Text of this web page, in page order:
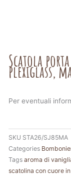
Scatola
plexiglass,
Per eventuali
SKU STA26/SJ85MA
Categories
Tags aroma di
scatolina con cuore